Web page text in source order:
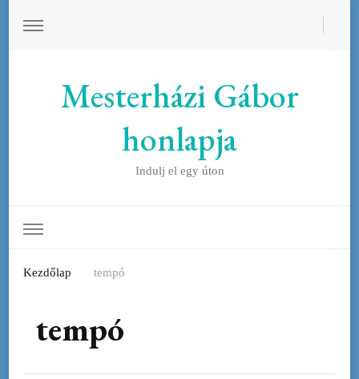
Mesterházi Gábor
honlapja
Indulj el egy úton
Kezdőlap tempó
tempó